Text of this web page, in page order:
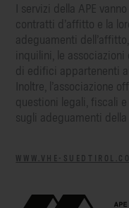
I servizi della APE
contratti d’affitto e la
adeguamenti
inquilini, le
di edifici appartenenti
Inoltre, l’associazione
questioni legali, fiscali
sugli adeguamenti
WWW.VHE-